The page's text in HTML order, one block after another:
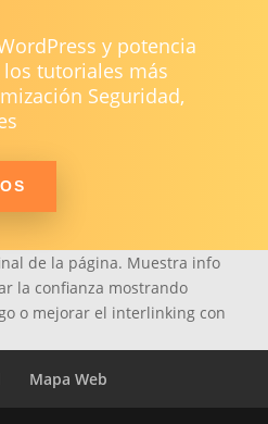
y potencia
tutoriales más
Seguridad,
de la página. Muestra info
la confianza mostrando
o mejorar el interlinking con
Mapa Web